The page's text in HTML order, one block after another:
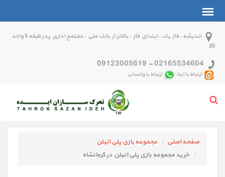
انديشه ، فاز يك ، ابتداي فاز ، بالاتر از بانك ملي ، مجتمع اداري پدر طبقه 5 واحد
20
02165534604
-
09123005619
ارتباط با ایتا ارتباط با واتساپ
صفحه اصلی
مجموعه بازی پلی اتیلن
خرید مجموعه بازی پلی اتیلن در کرمانشاه